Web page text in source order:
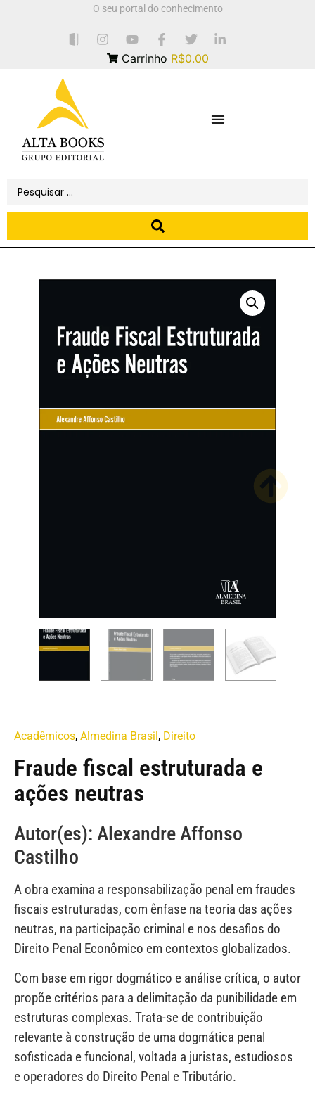
O seu portal do conhecimento
Carrinho R$0.00
Acadêmicos, Almedina Brasil, Direito
Fraude fiscal estruturada e
ações neutras
Autor(es): Alexandre Affonso
Castilho
A obra examina a responsabilização penal em fraudes
fiscais estruturadas, com ênfase na teoria das ações
neutras, na participação criminal e nos desafios do
Direito Penal Econômico em contextos globalizados.
Com base em rigor dogmático e análise crítica, o autor
propõe critérios para a delimitação da punibilidade em
estruturas complexas. Trata-se de contribuição
relevante à construção de uma dogmática penal
sofisticada e funcional, voltada a juristas, estudiosos
e operadores do Direito Penal e Tributário.